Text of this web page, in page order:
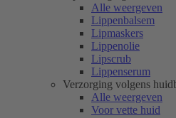
Alle weergeven
Lippenbalsem
Lipmaskers
Lippenolie
Lipscrub
Lippenserum
Verzorging volgens
Alle weergeven
Voor vette huid